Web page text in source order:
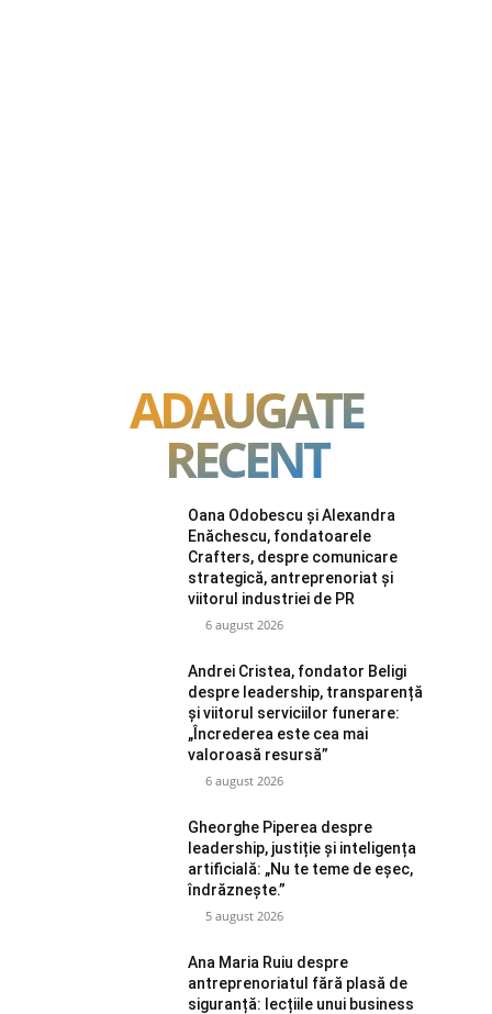
ADAUGATE
RECENT
Oana Odobescu și Alexandra
Enăchescu, fondatoarele
Crafters, despre comunicare
strategică, antreprenoriat și
viitorul industriei de PR
6 august 2026
Andrei Cristea, fondator Beligi
despre leadership, transparență
și viitorul serviciilor funerare:
„Încrederea este cea mai
valoroasă resursă”
6 august 2026
Gheorghe Piperea despre
leadership, justiție și inteligența
artificială: „Nu te teme de eșec,
îndrăznește.”
5 august 2026
Ana Maria Ruiu despre
antreprenoriatul fără plasă de
siguranță: lecțiile unui business